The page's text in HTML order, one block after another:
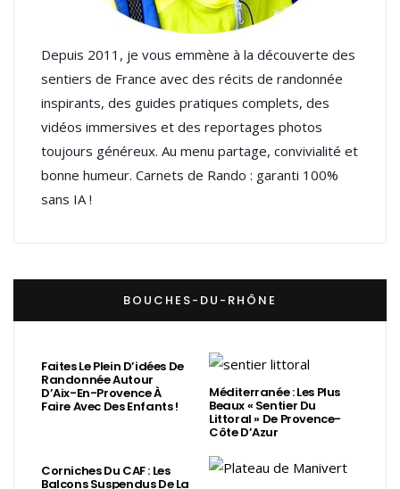
Depuis 2011, je vous emmène à la découverte des
sentiers de France avec des récits de randonnée
inspirants, des guides pratiques complets, des
vidéos immersives et des reportages photos
toujours généreux. Au menu partage, convivialité et
bonne humeur. Carnets de Rando : garanti 100%
sans IA !
BOUCHES-DU-RHÔNE
Faites Le Plein D’idées De
Randonnée Autour
D’Aix-En-Provence À
Faire Avec Des Enfants !
Méditerranée : Les Plus
Beaux « Sentier Du
Littoral » De Provence-
Côte D’Azur
Corniches Du CAF : Les
Balcons Suspendus De La